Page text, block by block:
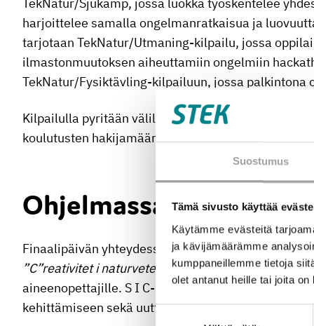
Suostumus
Tämä sivusto käyttää
Käytämme evästeitä
ja kävijämäärämme
kumppaneillemme tietoja
olet antanut heille tai joita
TekNatur/Sjukamp, jossa luokka työskentelee
harjoittelee samalla ongelmanratkaisua ja
tarjotaan TekNatur/Utmaning-kilpailu, jossa
ilmastonmuutoksen aiheuttamiin ongelmiin
TekNatur/Fysiktävling-kilpailuun, jossa palkintona
Kilpailulla pyritään välillisesti lisäämään lukion
koulutusten hakijamääriä, jotta alalla olisi
Ohjelmassa
Finaalipäivän yhteydessä järjestetään
”C”reativitet i naturvetenskaper och teknik )
aineenopettajille. S I C-seminaari tarjoaa
kehittämiseen sekä uutta tietoa teknologiasta ja